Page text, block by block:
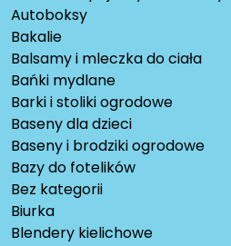
Autoboksy
Bakalie
Balsamy i mleczka do ciała
Bańki mydlane
Barki i stoliki ogrodowe
Baseny dla dzieci
Baseny i brodziki ogrodowe
Bazy do fotelików
Bez kategorii
Biurka
Blendery kielichowe